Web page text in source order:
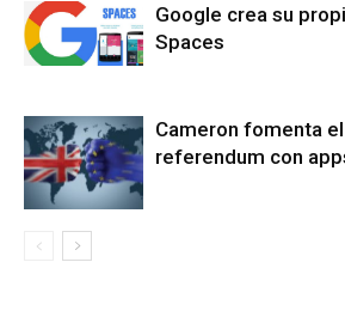
Google crea su
Spaces
Cameron fomenta
referendum con